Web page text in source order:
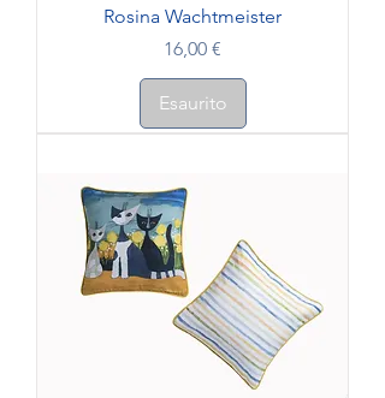
Rosina Wachtmeister
Prezzo
16,00 €
Esaurito